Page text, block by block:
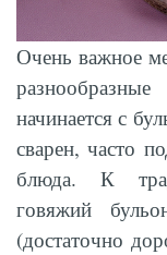
Очень важное
начинается с
сварен, часто
блюда. К
говяжий
(достаточно